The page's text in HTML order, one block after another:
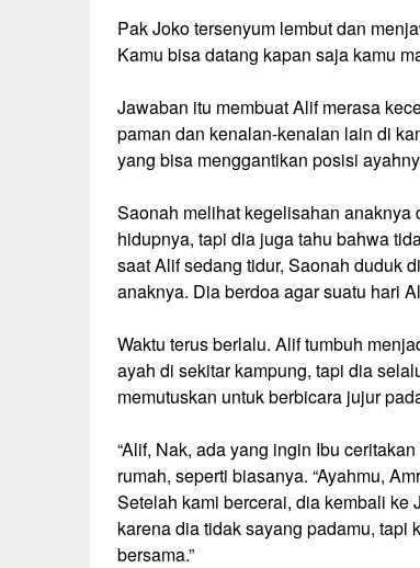
Pak Joko tersenyum lembut dan
Kamu bisa datang kapan saja kamu
Jawaban itu membuat Alif merasa
paman dan kenalan-kenalan lain di
yang bisa menggantikan posisi
Saonah melihat kegelisahan
hidupnya, tapi dia juga tahu bahwa
saat Alif sedang tidur, Saonah duduk
anaknya. Dia berdoa agar suatu hari
Waktu terus berlalu. Alif tumbuh
ayah di sekitar kampung, tapi dia
memutuskan untuk berbicara jujur
“Alif, Nak, ada yang ingin Ibu
rumah, seperti biasanya. “Ayahmu,
Setelah kami bercerai, dia kembali ke
karena dia tidak sayang padamu,
bersama.”